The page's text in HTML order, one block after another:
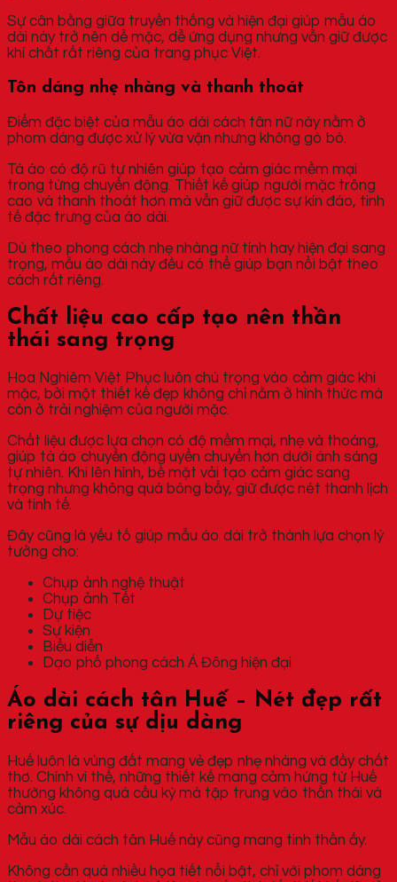
Sự cân bằng giữa truyền thống và hiện đại giúp mẫu áo
dài này trở nên dễ mặc, dễ ứng dụng nhưng vẫn giữ được
khí chất rất riêng của trang phục Việt.
Tôn dáng nhẹ nhàng và thanh thoát
Điểm đặc biệt của mẫu áo dài cách tân nữ này nằm ở
phom dáng được xử lý vừa vặn nhưng không gò bó.
Tà áo có độ rũ tự nhiên giúp tạo cảm giác mềm mại
trong từng chuyển động. Thiết kế giúp người mặc trông
cao và thanh thoát hơn mà vẫn giữ được sự kín đáo, tinh
tế đặc trưng của áo dài.
Dù theo phong cách nhẹ nhàng nữ tính hay hiện đại sang
trọng, mẫu áo dài này đều có thể giúp bạn nổi bật theo
cách rất riêng.
Chất liệu cao cấp tạo nên thần
thái sang trọng
Hoa Nghiêm Việt Phục luôn chú trọng vào cảm giác khi
mặc, bởi một thiết kế đẹp không chỉ nằm ở hình thức mà
còn ở trải nghiệm của người mặc.
Chất liệu được lựa chọn có độ mềm mại, nhẹ và thoáng,
giúp tà áo chuyển động uyển chuyển hơn dưới ánh sáng
tự nhiên. Khi lên hình, bề mặt vải tạo cảm giác sang
trọng nhưng không quá bóng bẩy, giữ được nét thanh lịch
và tinh tế.
Đây cũng là yếu tố giúp mẫu áo dài trở thành lựa chọn lý
tưởng cho:
Chụp ảnh nghệ thuật
Chụp ảnh Tết
Dự tiệc
Sự kiện
Biểu diễn
Dạo phố phong cách Á Đông hiện đại
Áo dài cách tân Huế – Nét đẹp rất
riêng của sự dịu dàng
Huế luôn là vùng đất mang vẻ đẹp nhẹ nhàng và đầy chất
thơ. Chính vì thế, những thiết kế mang cảm hứng từ Huế
thường không quá cầu kỳ mà tập trung vào thần thái và
cảm xúc.
Mẫu áo dài cách tân Huế này cũng mang tinh thần ấy.
Không cần quá nhiều họa tiết nổi bật, chỉ với phom dáng